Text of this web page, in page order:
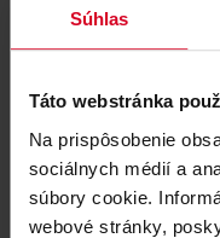
Súhlas
Táto webstránka
Na prispôsobenie
sociálnych médií a
súbory cookie.
webové stránky,
Prosíme vás,
terénních
(cyklistickou,
nemáte
u výdeje